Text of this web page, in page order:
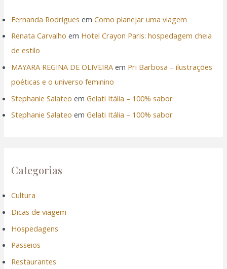
Fernanda Rodrigues emComo planejar uma viagem
Renata Carvalho em Hotel Crayon Paris: hospedagem cheia
de estilo
MAYARA REGINA DE OLIVEIRA em Pri Barbosa – ilustrações
poéticas e o universo feminino
Stephanie Salateo emGelati Itália – 100% sabor
Stephanie Salateo emGelati Itália – 100% sabor
Categorias
Cultura
Dicas de viagem
Hospedagens
Passeios
Restaurantes